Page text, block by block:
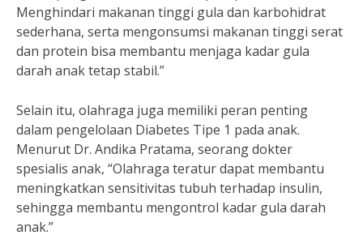
Menghindari makanan tinggi gula dan karbohidrat
sederhana, serta mengonsumsi makanan tinggi serat
dan protein bisa membantu menjaga kadar gula
darah anak tetap stabil.”
Selain itu, olahraga juga memiliki peran penting
dalam pengelolaan Diabetes Tipe 1 pada anak.
Menurut Dr. Andika Pratama, seorang dokter
spesialis anak, “Olahraga teratur dapat membantu
meningkatkan sensitivitas tubuh terhadap insulin,
sehingga membantu mengontrol kadar gula darah
anak.”